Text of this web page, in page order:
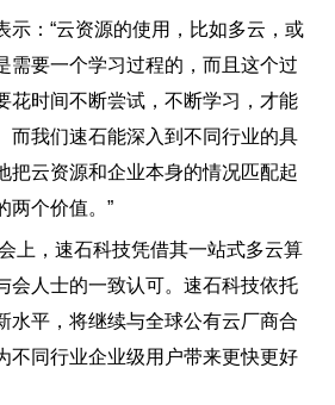
：“云资源的使用，比如多云，或
需要一个学习过程的，而且这个过
花时间不断尝试，不断学习，才能
而我们速石能深入到不同行业的具
把云资源和企业本身的情况匹配起
两个价值。”
，速石科技凭借其一站式多云算
会人士的一致认可。速石科技依托
水平，将继续与全球公有云厂商合
不同行业企业级用户带来更快更好